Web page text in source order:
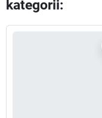
kategorii: